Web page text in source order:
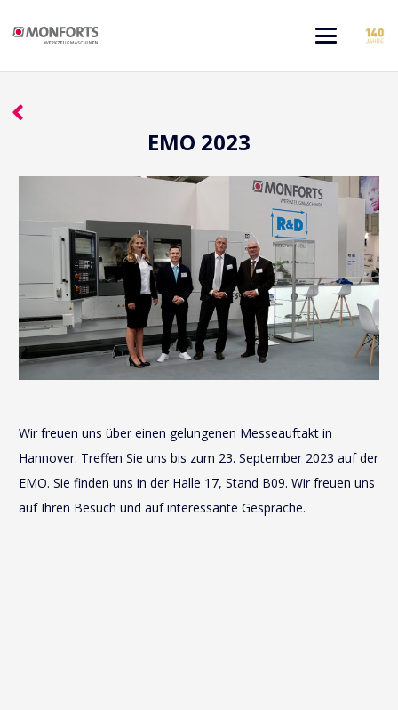
EMO 2023
Wir freuen uns über einen gelungenen Messeauftakt in
Hannover. Treffen Sie uns bis zum 23. September 2023 auf der
EMO. Sie finden uns in der Halle 17, Stand B09. Wir freuen uns
auf Ihren Besuch und auf interessante Gespräche.